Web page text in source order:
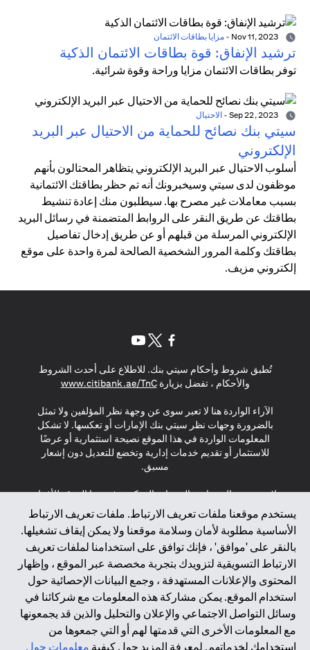
- مزايا بطاقات الائتمان
ترشيد الإنفاق: قوة بطاقات الائتمان الذكية
توفر بطاقات الائتمان مزايا وراحة وقوة شرائية.
- الاحتيال
سيتي بنك نصائح للحماية من الاحتيال عبر البريد
الإلكتروني
أسلوب الاحتيال عبر البريد الإلكتروني يتظاهر المحتالون بأنهم
موظفون لدى سيتي وسيخبرونك أنه تم حظر بطاقتك الائتمانية
بسبب معاملات غير مصرح بها. سيطلبون منك إعادة تنشيط
بطاقتك عن طريق النقر على الروابط المتضمنة في رسائل البريد
الإلكتروني المرسلة من قبلهم أو عن طريق إدخال تفاصيل
بطاقتك وكلمة المرور الشخصية الصالحة لمرة واحدة على موقع
إلكتروني مزيف.
يستخدم موقعنا ملفات تعريف الارتباط. ملفات تعريف الارتباط
الأساسية مطلوبة لأمان وسلامة موقعنا ولا يمكن إيقاف تشغيلها.
بالنقر على 'موافق' ، فإنك توافق على استخدامنا لملفات تعريف
الارتباط التسويقية لتزويدك بتجربة مخصصة عبر الموقع ، وإظهار
المحتوى والإعلانات المستهدفة ، وجمع البيانات الإحصائية حول
استخدام الموقع. يمكن مشاركة هذه المعلومات مع شركائنا في
وسائل التواصل الاجتماعي والإعلان والتحليل والذين قد يجمعونها
مع المعلومات الأخرى التي قدمتها لهم أو التي جمعوها من
استخدامك لخدماتهم. لمعرفة المزيد حول كيفية معلومات حول
تُطبق شروط وأحكام سيتي بنك. للاطلاع على أحدث الشروط
والأحكام ، تفضل بزيارةwww.citibank.ae/TnC
in a new tab
الآراء الواردة هنا لا تعبر سوى عن وجهة نظر المؤلفين ولا تمثل
بالضرورة وجهات نظر سيتي بنك الإمارات أو تعكسها. لا تشكل
المعلومات الواردة في هذا الموقع نصيحة استثمارية أو عرضًا
للاستثمار أو تقديم خدمات إدارية وتخضع للتعديل دون إشعار
مسبق.
لا يتم تقديم المنتجات والخدمات المذكورة في هذا الموقع للأفراد
المقيمين في الاتحاد الأوروبي أو المنطقة الاقتصادية الأوروبية أو
سويسرا أو غيرنسي أو جيرسي أو موناكو أو سان مارينو أو
الفاتيكان أو جزيرة مان أو المملكة المتحدة أو خصوصية البيانات
(لائحة حماية البيانات العامة \ قانون حماية البيانات الشخصية
العامة \ قانون خصوصية نيوزيلندا). المحتوى الموجود في هذه
الصفحة ليس ولا ينبغي تفسيره على أنه عرض أو دعوة أو دعوة
لشراء أو بيع أي من المنتجات والخدمات المذكورة هنا لمثل هؤلاء
الأفراد.
*GDPR – اللائحة العامة لحماية البيانات؛ * LGPD – Lei Geral de
Proteção de Dados Pessoais ; *NZPA – قانون الخصوصية